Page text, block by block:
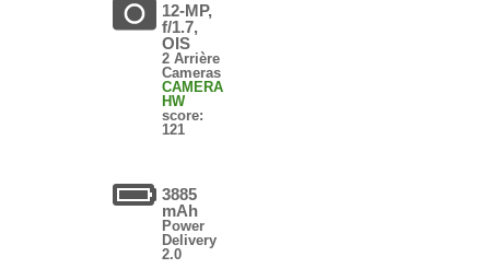
12-MP,
f/1.7,
OIS
2 Arrière
Cameras
CAMERA
HW
score:
121
3885
mAh
Power
Delivery
2.0